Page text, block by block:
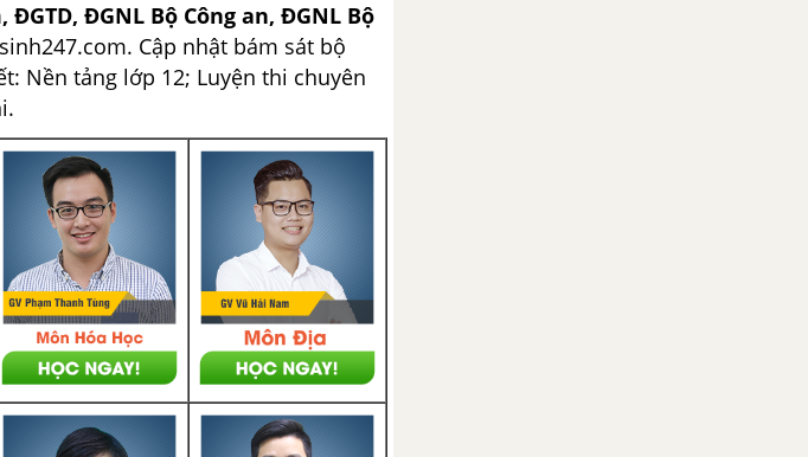
ĐGNL Bộ Công an, ĐGNL Bộ
Cập nhật bám sát bộ
Nền tảng lớp 12; Luyện thi chuyên